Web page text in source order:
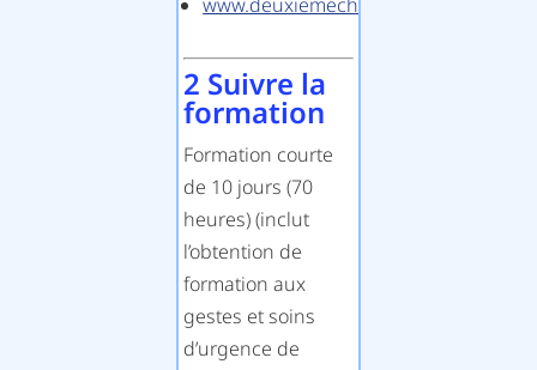
2 Suivre la
formation
Formation courte
de 10 jours (70
heures) (inclut
l’obtention de
formation aux
gestes et soins
d’urgence de